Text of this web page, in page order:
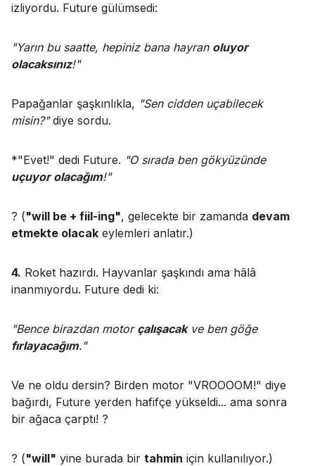
izliyordu. Future gülümsedi:
"Yarın bu saatte, hepiniz bana hayran oluyor
olacaksınız!"
Papağanlar şaşkınlıkla, "Sen cidden uçabilecek
misin?"diye sordu.
*"Evet!" dedi Future. "O sırada ben gökyüzünde
uçuyor olacağım!"
? ("will be + fiil-ing", gelecekte bir zamanda devam
etmekte olacak eylemleri anlatır.)
4. Roket hazırdı. Hayvanlar şaşkındı ama hâlâ
inanmıyordu. Future dedi ki:
"Bence birazdan motor çalışacakve ben göğe
fırlayacağım."
Ve ne oldu dersin? Birden motor "VROOOOM!" diye
bağırdı, Future yerden hafifçe yükseldi... ama sonra
bir ağaca çarptı! ?
? ("will" yine burada bir tahmin için kullanılıyor.)